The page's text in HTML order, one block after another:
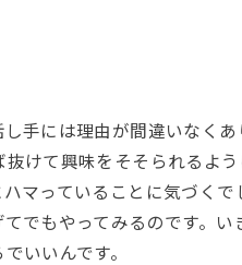
手には理由が間違いなくあ
けて興味をそそられるよ
マっていることに気づくで
でもやってみるのです。い
いいんです。